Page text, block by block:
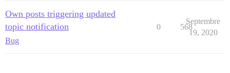
Own posts triggering updated
topic notification
Bug
0 568
Septembre
19, 2020